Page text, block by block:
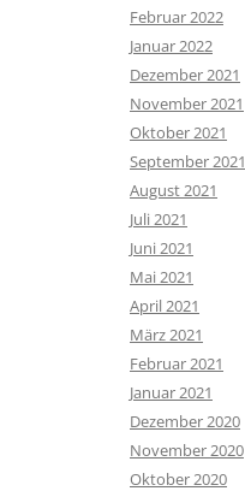
Februar 2022
Januar 2022
Dezember 2021
November 2021
Oktober 2021
September 2021
August 2021
Juli 2021
Juni 2021
Mai 2021
April 2021
März 2021
Februar 2021
Januar 2021
Dezember 2020
November 2020
Oktober 2020